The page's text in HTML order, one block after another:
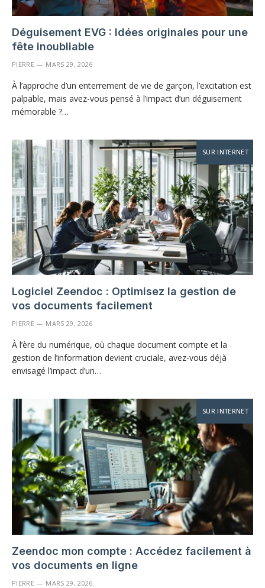
Déguisement EVG : Idées originales pour une
fête inoubliable
PIERRE MARS 29, 2026
À l’approche d’un enterrement de vie de garçon, l’excitation est
palpable, mais avez-vous pensé à l’impact d’un déguisement
mémorable ?…
SUR INTERNET
Logiciel Zeendoc : Optimisez la gestion de
vos documents facilement
PIERRE MARS 29, 2026
À l’ère du numérique, où chaque document compte et la
gestion de l’information devient cruciale, avez-vous déjà
envisagé l’impact d’un…
SUR INTERNET
Zeendoc mon compte : Accédez facilement à
vos documents en ligne
PIERRE MARS 29, 2026